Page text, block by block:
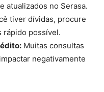
atualizados no Serasa.
tiver dívidas, procure
rápido possível.
Muitas consultas
negativamente